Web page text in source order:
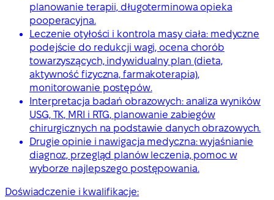
planowanie terapii, długoterminowa opieka
pooperacyjna.
Leczenie otyłości i kontrola masy ciała: medyczne
podejście do redukcji wagi, ocena chorób
towarzyszących, indywidualny plan (dieta,
aktywność fizyczna, farmakoterapia),
monitorowanie postępów.
Interpretacja badań obrazowych: analiza wyników
USG, TK, MRI i RTG, planowanie zabiegów
chirurgicznych na podstawie danych obrazowych.
Drugie opinie i nawigacja medyczna: wyjaśnianie
diagnoz, przegląd planów leczenia, pomoc w
wyborze najlepszego postępowania.
Doświadczenie i kwalifikacje: